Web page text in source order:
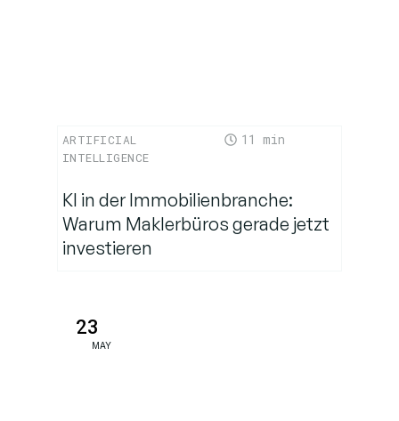
artenübergreifenden
Kommunikation
ARTIFICIAL
INTELLIGENCE
11
KI in der Immobilienbranche:
Warum Maklerbüros gerade jetzt
investieren
23
MAY